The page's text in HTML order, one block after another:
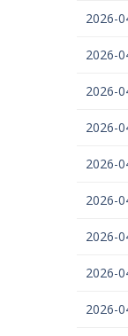
2026-
2026-
2026-
2026-
2026-
2026-
2026-
2026-
2026-